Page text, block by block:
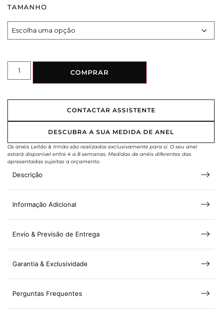
TAMANHO
COMPRAR
CONTACTAR ASSISTENTE
DESCUBRA A SUA MEDIDA DE ANEL
Os anéis Leitão & Irmão são realizados exclusivamente para si. O seu anel
estará disponível entre 4 a 8 semanas. Medidas de anéis diferentes das
apresentadas sujeitas a orçamento.
Descrição
Informação Adicional
Envio & Previsão de Entrega
Garantia & Exclusividade
Perguntas Frequentes